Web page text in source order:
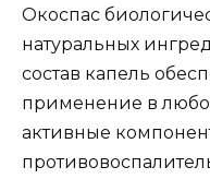
Окоспас
натуральных
состав капель
применение в
активные